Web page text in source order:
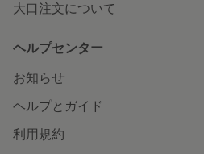
大口注文について
ヘルプセンター
お知らせ
ヘルプとガイド
利用規約